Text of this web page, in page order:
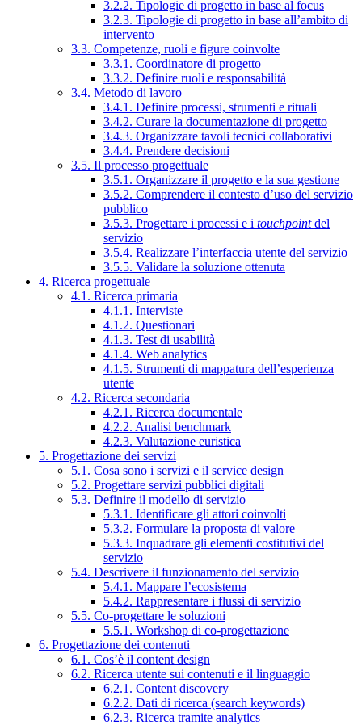
3.2.2. Tipologie di progetto in base al focus
3.2.3. Tipologie di progetto in base all’ambito di
intervento
3.3. Competenze, ruoli e figure coinvolte
3.3.1. Coordinatore di progetto
3.3.2. Definire ruoli e responsabilità
3.4. Metodo di lavoro
3.4.1. Definire processi, strumenti e rituali
3.4.2. Curare la documentazione di progetto
3.4.3. Organizzare tavoli tecnici collaborativi
3.4.4. Prendere decisioni
3.5. Il processo progettuale
3.5.1. Organizzare il progetto e la sua gestione
3.5.2. Comprendere il contesto d’uso del servizio
pubblico
3.5.3. Progettare i processi e i touchpointdel
servizio
3.5.4. Realizzare l’interfaccia utente del servizio
3.5.5. Validare la soluzione ottenuta
4. Ricerca progettuale
4.1. Ricerca primaria
4.1.1. Interviste
4.1.2. Questionari
4.1.3. Test di usabilità
4.1.4. Web analytics
4.1.5. Strumenti di mappatura dell’esperienza
utente
4.2. Ricerca secondaria
4.2.1. Ricerca documentale
4.2.2. Analisi benchmark
4.2.3. Valutazione euristica
5. Progettazione dei servizi
5.1. Cosa sono i servizi e il service design
5.2. Progettare servizi pubblici digitali
5.3. Definire il modello di servizio
5.3.1. Identificare gli attori coinvolti
5.3.2. Formulare la proposta di valore
5.3.3. Inquadrare gli elementi costitutivi del
servizio
5.4. Descrivere il funzionamento del servizio
5.4.1. Mappare l’ecosistema
5.4.2. Rappresentare i flussi di servizio
5.5. Co-progettare le soluzioni
5.5.1. Workshop di co-progettazione
6. Progettazione dei contenuti
6.1. Cos’è il content design
6.2. Ricerca utente sui contenuti e il linguaggio
6.2.1. Content discovery
6.2.2. Dati di ricerca (search keywords)
6.2.3. Ricerca tramite analytics